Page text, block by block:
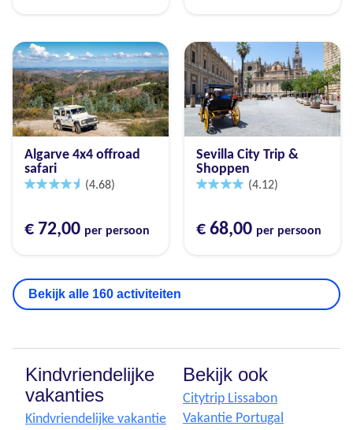
Algarve 4x4 offroad
safari
(4.68)
€ 72,00 per persoon
Sevilla City Trip &
Shoppen
(4.12)
€ 68,00 per persoon
Bekijk alle 160 activiteiten
Kindvriendelijke
vakanties
Kindvriendelijke vakantie
Bekijk ook
Citytrip Lissabon
Vakantie Portugal